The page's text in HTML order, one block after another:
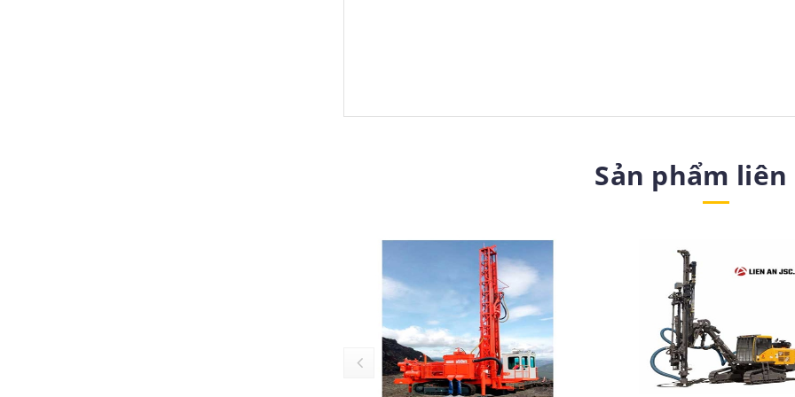
Sản phẩm